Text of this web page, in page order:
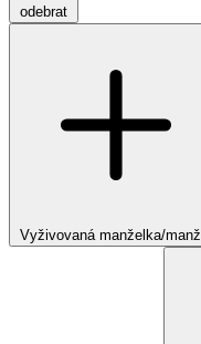
odebrat
Vyživovaná manželka/